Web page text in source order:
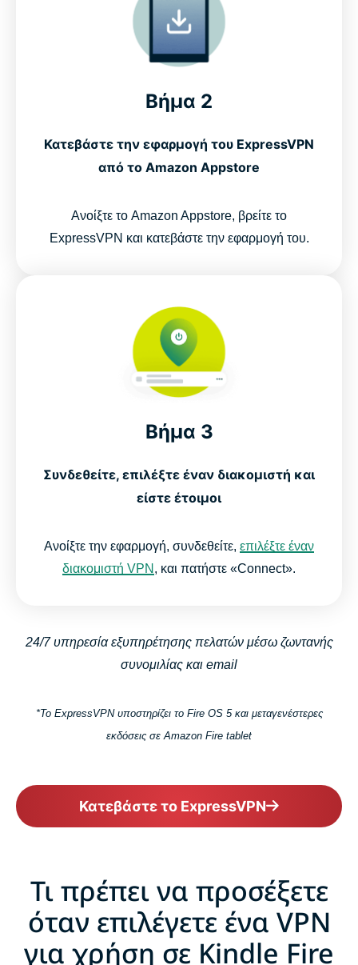
Βήμα 2
Κατεβάστε την εφαρμογή του ExpressVPN
από το Amazon Appstore
Ανοίξτε το Amazon Appstore, βρείτε το
ExpressVPN και κατεβάστε την εφαρμογή του.
Βήμα 3
Συνδεθείτε, επιλέξτε έναν διακομιστή και
είστε έτοιμοι
Ανοίξτε την εφαρμογή, συνδεθείτε, επιλέξτε έναν
διακομιστή VPN , και πατήστε «Connect».
24/7 υπηρεσία εξυπηρέτησης πελατών μέσω ζωντανής
συνομιλίας και email
*Το ExpressVPN υποστηρίζει το Fire OS 5 και μεταγενέστερες
εκδόσεις σε Amazon Fire tablet
Κατεβάστε το ExpressVPN
Τι πρέπει να προσέξετε
όταν επιλέγετε ένα VPN
για χρήση σε Kindle Fire